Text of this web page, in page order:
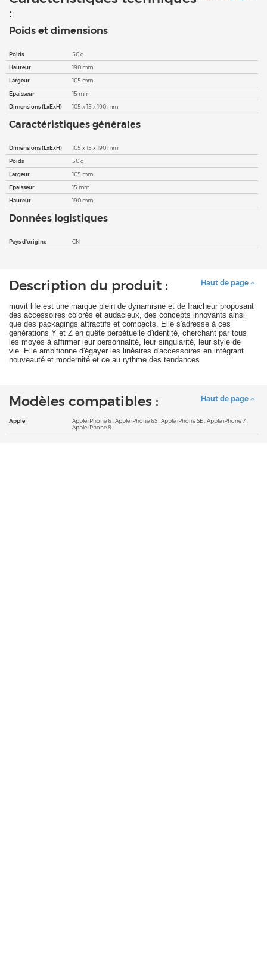
:
Poids et dimensions
Poids
50 g
Hauteur
190 mm
Largeur
105 mm
Épaisseur
15 mm
Dimensions (LxExH)
105 x 15 x 190 mm
Caractéristiques générales
Dimensions (LxExH)
105 x 15 x 190 mm
Poids
50 g
Largeur
105 mm
Épaisseur
15 mm
Hauteur
190 mm
Données logistiques
Pays d'origine CN
Haut de page
Description du produit :
muvit life est une marque plein de dynamisne et de fraicheur proposant
des accessoires colorés et audacieux, des concepts innovants ainsi
que des packagings attractifs et compacts. Elle s'adresse à ces
générations Y et Z en quête perpétuelle d'identité, cherchant par tous
les moyes à affirmer leur personnalité, leur singularité, leur style de
vie. Elle ambitionne d'égayer les linéaires d'accessoires en intégrant
nouveauté et modernité et ce au rythme des tendances
Haut de page
Modèles compatibles :
Apple Apple iPhone 6, Apple iPhone 6S, Apple iPhone SE, Apple iPhone 7,
Apple iPhone 8